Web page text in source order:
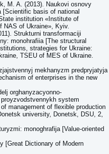
M. A. (2013). Naukovi osnovy
[Scientific basis of national
institution «Institute of
NAS of Ukraine», Kyiv.
Strukturni transformaciji
monohrafiia [The structural
strategies for Ukraine:
TSEU of MES of Ukraine.
mekhanyzm predpryjatyja
of enterprises in the new
orghanyzacyonno-
system
management of flexible production
university, Donetsk, DSU, 2,
monoghrafija [Value-oriented
[Great Dictionary of Modern